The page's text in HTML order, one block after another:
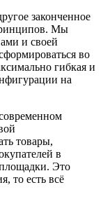
законченное
Мы
и своей
во
гибкая и
на
товары,
в
Это
то есть всё